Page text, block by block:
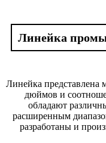
Линейка
Линейка представлена
дюймов и
обладают
расширенным
разработаны и